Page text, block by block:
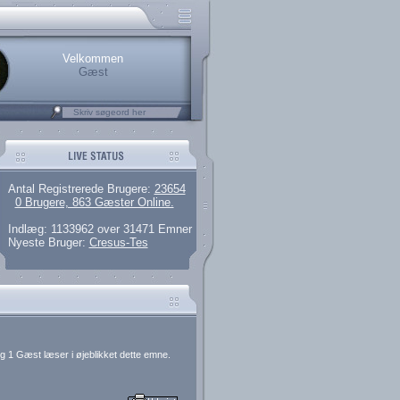
brugere
artikler og 135 guides
her.
Velkommen
Gæst
Antal Registrerede Brugere: 23654
0 Brugere, 863 Gæster Online.
Indlæg: 1133962 over 31471 Emner
Nyeste Bruger: Cresus-Tes
1 Gæst læser i øjeblikket dette emne.